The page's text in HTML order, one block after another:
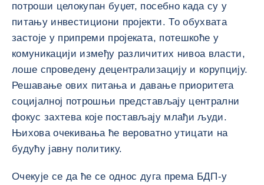
потроши целокупан буџет, посебно када су у
питању инвестициони пројекти. То обухвата
застоје у припреми пројеката, потешкоће у
комуникацији између различитих нивоа власти,
лоше спроведену децентрализацију и корупцију.
Решавање ових питања и давање приоритета
социјалној потрошњи представљају централни
фокус захтева које постављају млађи људи.
Њихова очекивања ће вероватно утицати на
будућу јавну политику.
Очекује се да ће се однос дуга према БДП-у